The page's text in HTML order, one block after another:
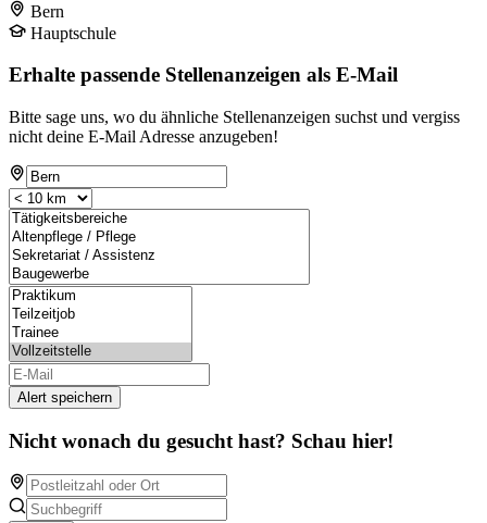
Bern
Hauptschule
Erhalte passende Stellenanzeigen als E-Mail
Bitte sage uns, wo du ähnliche Stellenanzeigen suchst und vergiss
nicht deine E-Mail Adresse anzugeben!
Alert speichern
Nicht wonach du gesucht hast? Schau hier!